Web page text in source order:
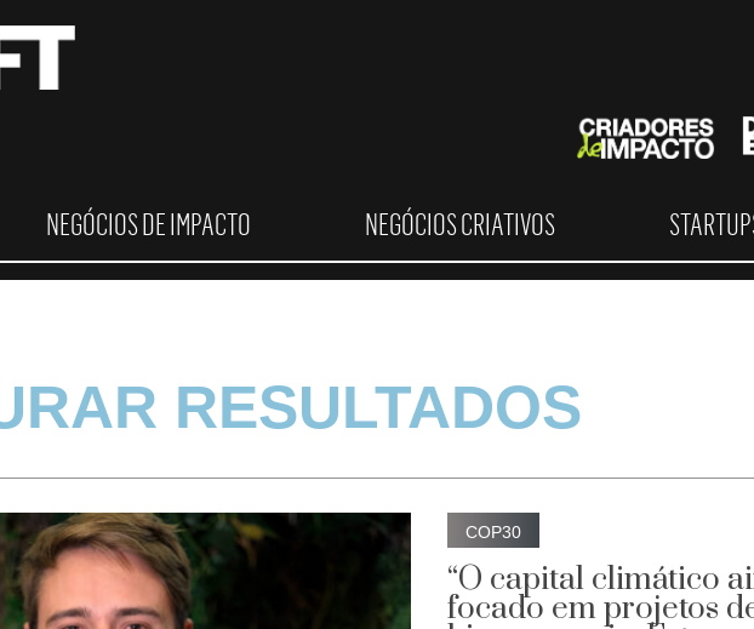
NEGÓCIOS DE IMPACTO NEGÓCIOS CRIATIVOS
RESULTADOS
COP30
“O capital climático
focado em projetos